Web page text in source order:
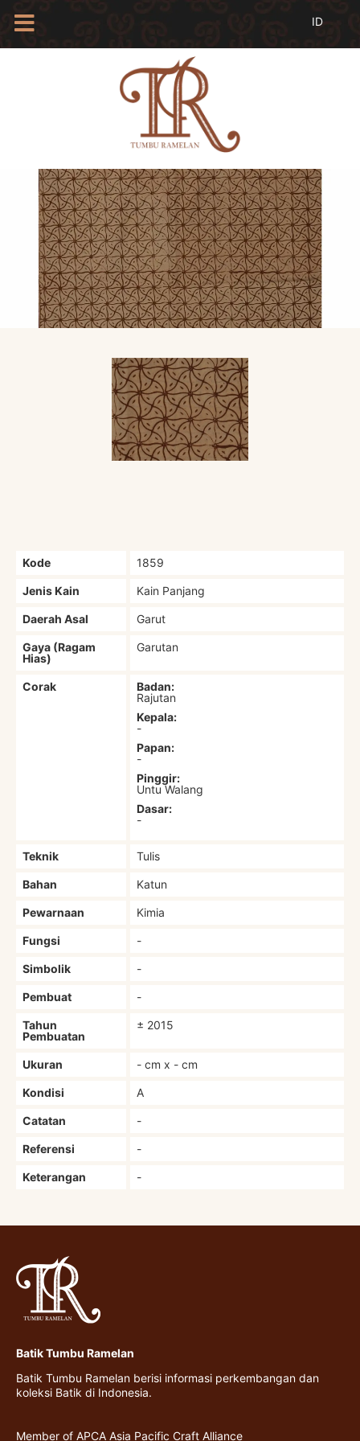
PROFIL
INSAN
BATIK
KAMUS
BATIK
KATALOG
BATIK
TANYA
JAWAB
Kode 1859
Jenis Kain Kain Panjang
Daerah Asal Garut
Gaya (Ragam
Hias)
Garutan
Corak
Badan:
Rajutan
Kepala:
-
Papan:
-
Pinggir:
Untu Walang
Dasar:
-
Teknik Tulis
Bahan Katun
Pewarnaan Kimia
Fungsi -
Simbolik -
Pembuat -
Tahun
Pembuatan
± 2015
Ukuran - cm x - cm
Kondisi A
Catatan -
Referensi -
Keterangan -
Batik Tumbu Ramelan
Batik Tumbu Ramelan berisi informasi perkembangan dan
koleksi Batik di Indonesia.
Member of APCA Asia Pacific Craft Alliance